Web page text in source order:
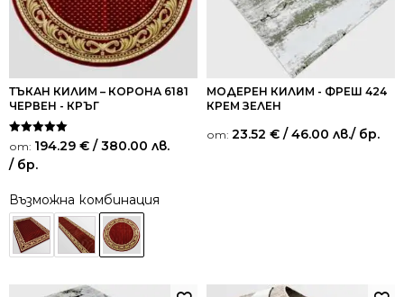
ТЪКАН КИЛИМ – КОРОНА 6181
ЧЕРВЕН - КРЪГ
Оценено на
5.00
от 5
от: 194.29 € / 380.00 лв.
/ бр.
Възможна комбинация
МОДЕРЕН КИЛИМ - ФРЕШ 424
КРЕМ ЗЕЛЕН
от: 23.52 € / 46.00 лв./ бр.